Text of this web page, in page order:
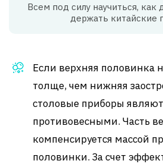
Всем под силу научиться,
держать китайские
Если верхняя половинка
толще, чем нижняя
столовые приборы
противовесными. Часть
компенсируется массой
половинки. За счет